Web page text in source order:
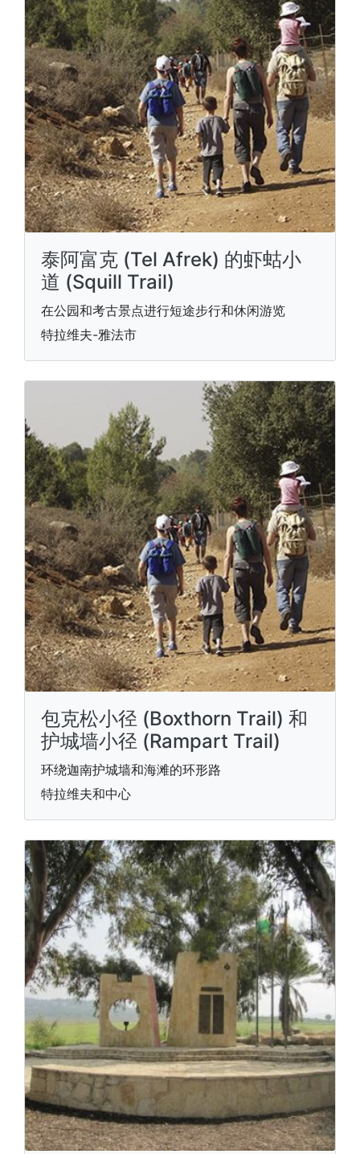
泰阿富克 (Tel Afrek) 的虾蛄小
道 (Squill Trail)
在公园和考古景点进行短途步行和休闲游览
特拉维夫-雅法市
包克松小径 (Boxthorn Trail) 和
护城墙小径 (Rampart Trail)
环绕迦南护城墙和海滩的环形路
特拉维夫和中心